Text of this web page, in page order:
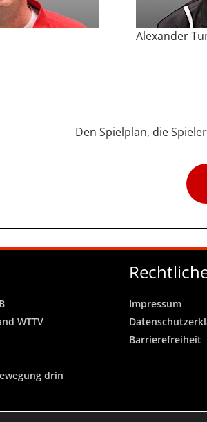
Alexander
Den Spielplan, die
WTTV
drin
Impressum
Barrierefreiheit